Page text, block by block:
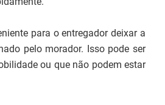
para o entregador deixar a
pelo morador. Isso pode ser
ou que não podem estar